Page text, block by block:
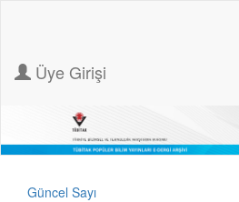
Üye Girişi
Güncel Sayı